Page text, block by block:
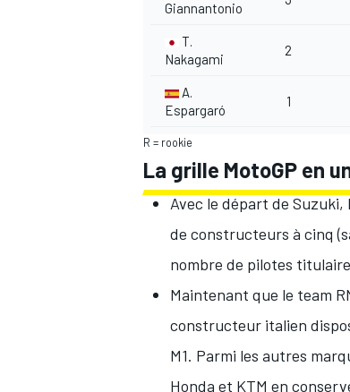
Giannantonio
T.
Nakagami
2
A.
Espargaró
1
R = rookie
La grille MotoGP en
Avec le départ de Suzuki,
de constructeurs à cinq
nombre de pilotes
Maintenant que le team
constructeur italien
M1. Parmi les autres
Honda et KTM en